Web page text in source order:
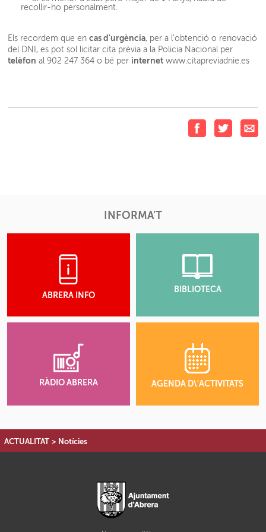
recollir-ho personalment.
Els recordem que encas d'urgència, per a l'obtenció o renovació
del DNI, es pot sol licitar cita prèvia a la Policia Nacional per
telèfon al 902 247 364 o bé per internet www.citapreviadnie.es
INFORMA'T
ABRERA INFO
BIBLIOTECA
RÀDIO ABRERA AGENDA D\'ACTIVITATS
ACTUALITAT > Notícies